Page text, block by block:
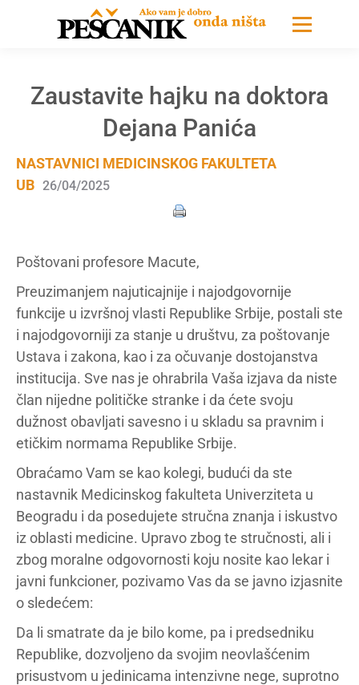
Zaustavite hajku na doktora
Dejana Panića
NASTAVNICI MEDICINSKOG FAKULTETA
UB 26/04/2025
Poštovani profesore Macute,
Preuzimanjem najuticajnije i najodgovornije
funkcije u izvršnoj vlasti Republike Srbije, postali ste
i najodgovorniji za stanje u društvu, za poštovanje
Ustava i zakona, kao i za očuvanje dostojanstva
institucija. Sve nas je ohrabrila Vaša izjava da niste
član nijedne političke stranke i da ćete svoju
dužnost obavljati savesno i u skladu sa pravnim i
etičkim normama Republike Srbije.
Obraćamo Vam se kao kolegi, budući da ste
nastavnik Medicinskog fakulteta Univerziteta u
Beogradu i da posedujete stručna znanja i iskustvo
iz oblasti medicine. Upravo zbog te stručnosti, ali i
zbog moralne odgovornosti koju nosite kao lekar i
javni funkcioner, pozivamo Vas da se javno izjasnite
o sledećem:
Da li smatrate da je bilo kome, pa i predsedniku
Republike, dozvoljeno da svojim neovlašćenim
prisustvom u jedinicama intenzivne nege, suprotno